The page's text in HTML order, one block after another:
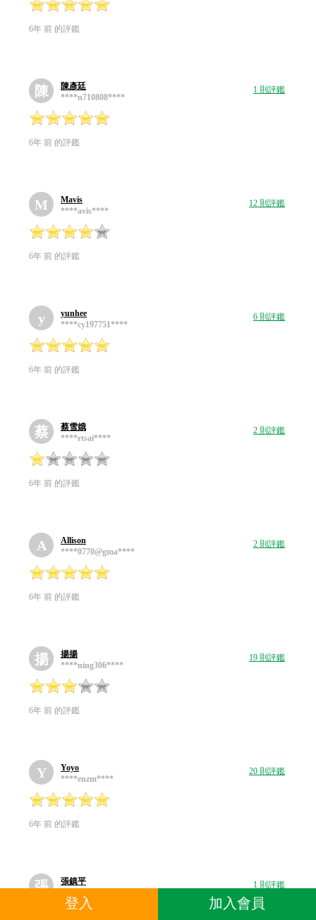
6年 前 的評鑑
陳
陳彥廷
****n710808****
1 則評鑑
6年 前 的評鑑
M
Mavis
****avis****
12 則評鑑
6年 前 的評鑑
y
yunhee
****cy197751****
6 則評鑑
6年 前 的評鑑
蔡
蔡雪娥
****rtsai****
2 則評鑑
6年 前 的評鑑
A
Allison
****0770@gma****
2 則評鑑
6年 前 的評鑑
揚
揚揚
****ning306****
19 則評鑑
6年 前 的評鑑
Y
Yoyo
****enzm****
20 則評鑑
6年 前 的評鑑
張
張鎮平
1 則評鑑
登入 加入會員